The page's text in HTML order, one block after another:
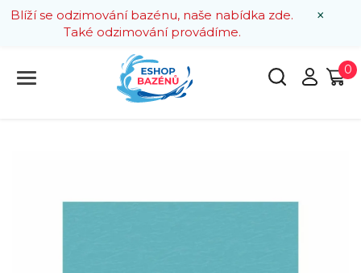
×
Blíží se odzimování bazénu, naše nabídka zde.
Také odzimování provádíme.
0